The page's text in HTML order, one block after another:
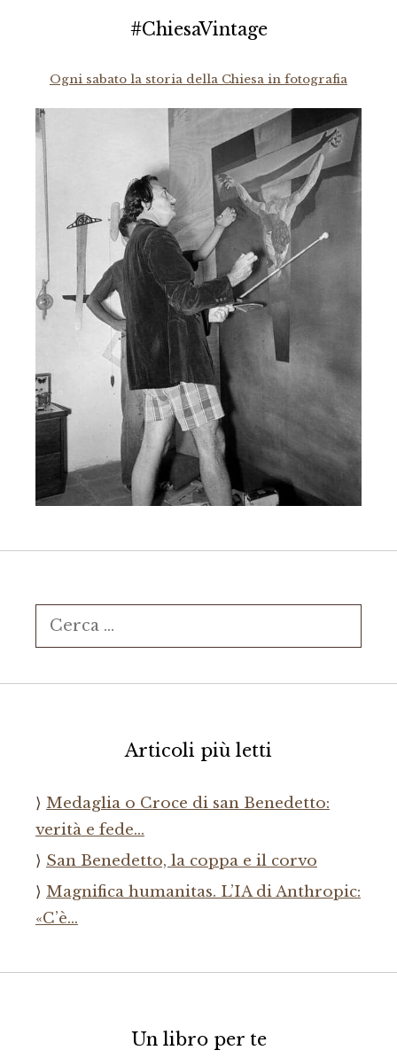
#ChiesaVintage
Ogni sabato la storia della Chiesa in fotografia
Ricerca
per:
Articoli più letti
Medaglia o Croce di san Benedetto:
verità e fede…
San Benedetto, la coppa e il corvo
Magnifica humanitas. L’IA di Anthropic:
«C’è…
Un libro per te